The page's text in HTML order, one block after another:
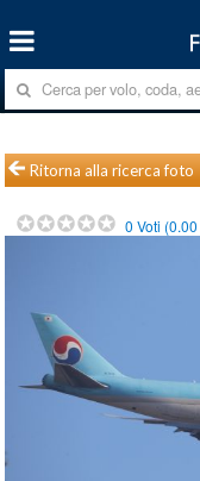
Ritorna alla ricerca foto
0 Voti (0.00